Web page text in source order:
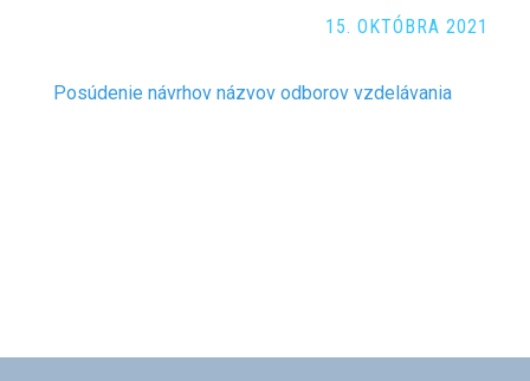
15. OKTÓBRA 2021
Posúdenie návrhov názvov odborov vzdelávania